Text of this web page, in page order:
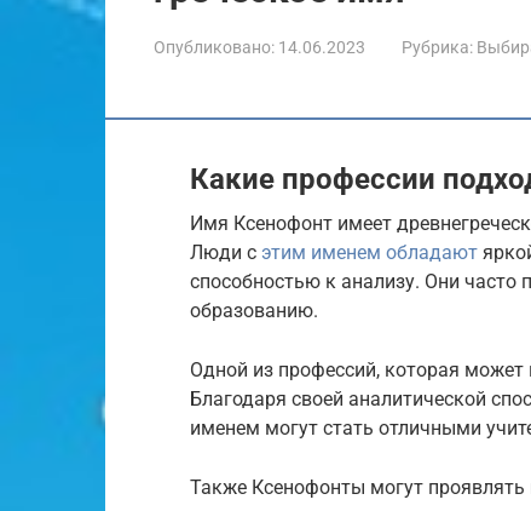
Опубликовано: 14.06.2023 Рубрика:
Какие профессии
Имя Ксенофонт имеет
Люди с этим именем обладают
способностью к анализу. Они часто
образованию.
Одной из профессий, которая может
Благодаря своей аналитической
именем могут стать отличными
Также Ксенофонты могут проявлять